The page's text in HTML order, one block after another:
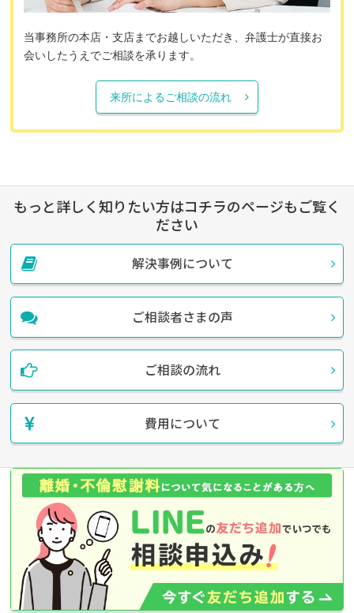
当事務所の本店・支店までお越しいただき、弁護士が直接お
会いしたうえでご相談を承ります。
来所によるご相談の流れ
もっと詳しく知りたい方はコチラのページもご覧く
ださい
解決事例について
ご相談者さまの声
ご相談の流れ
費用について